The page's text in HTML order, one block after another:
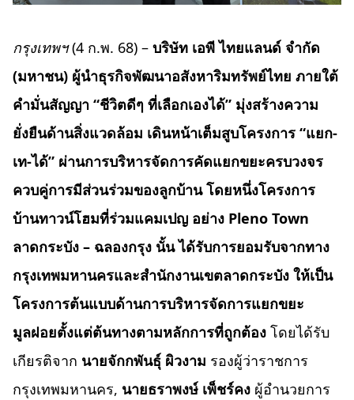
กรุงเทพฯ(4 ก.พ. 68) – บริษัท เอพี ไทยแลนด์ จำกัด
(มหาชน) ผู้นำธุรกิจพัฒนาอสังหาริมทรัพย์ไทย ภายใต้
คำมั่นสัญญา “ชีวิตดีๆ ที่เลือกเองได้” มุ่งสร้างความ
ยั่งยืนด้านสิ่งแวดล้อม เดินหน้าเต็มสูบโครงการ “แยก-
เท-ได้” ผ่านการบริหารจัดการคัดแยกขยะครบวงจร
ควบคู่การมีส่วนร่วมของลูกบ้าน โดยหนึ่งโครงการ
บ้านทาวน์โฮมที่ร่วมแคมเปญ อย่าง Pleno Town
ลาดกระบัง – ฉลองกรุง นั้น ได้รับการยอมรับจากทาง
กรุงเทพมหานครและสำนักงานเขตลาดกระบัง ให้เป็น
โครงการต้นแบบด้านการบริหารจัดการแยกขยะ
มูลฝอยตั้งแต่ต้นทางตามหลักการที่ถูกต้อง โดยได้รับ
เกียรติจาก นายจักกพันธุ์ ผิวงาม รองผู้ว่าราชการ
กรุงเทพมหานคร, นายธราพงษ์ เพ็ชร์คง ผู้อำนวยการ